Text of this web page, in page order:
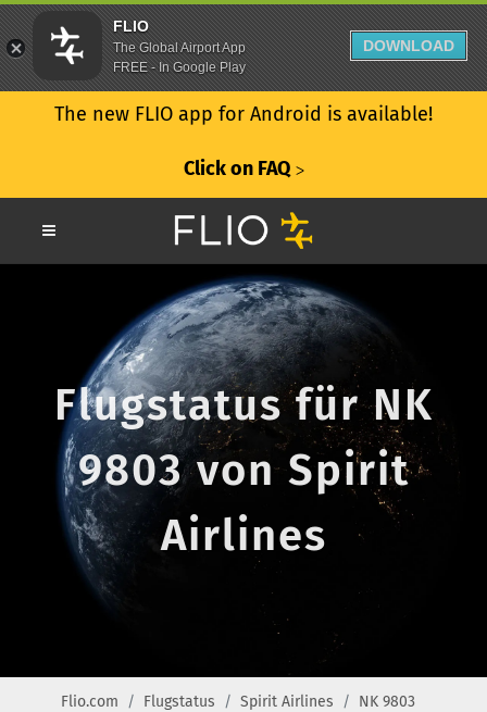
The new FLIO app for Android is available!
Click on FAQ ᐳ
Flugstatus für NK
9803 von Spirit
Airlines
Flio.com Flugstatus Spirit Airlines NK 9803
FLIO
The Global Airport App
FREE - In Google Play
DOWNLOAD